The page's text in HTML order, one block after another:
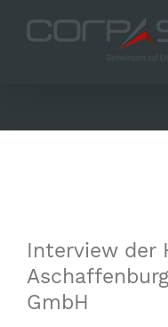
Inhalt
Interview der
GmbH